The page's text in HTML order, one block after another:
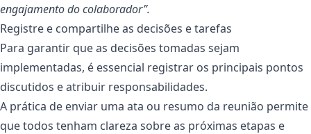
engajamento do colaborador”.
Registre e compartilhe as decisões e tarefas
Para garantir que as decisões tomadas sejam
implementadas, é essencial registrar os principais pontos
discutidos e atribuir responsabilidades.
A prática de enviar uma ata ou resumo da reunião permite
que todos tenham clareza sobre as próximas etapas e